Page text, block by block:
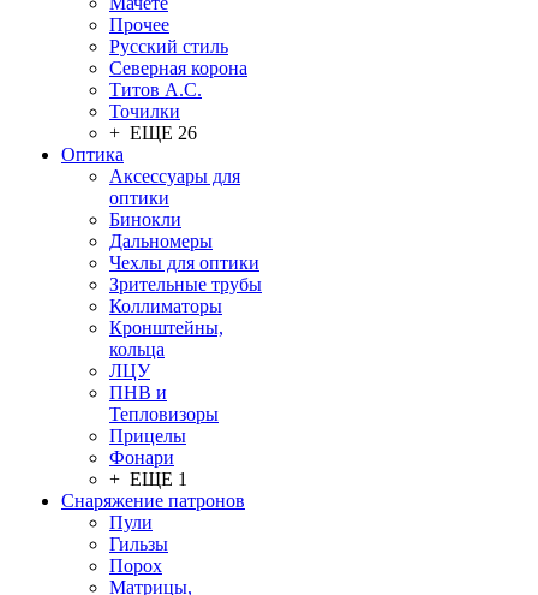
Прочее
Русский стиль
Северная корона
Титов А.С.
Точилки
+ ЕЩЕ 26
Оптика
Аксессуары для
оптики
Бинокли
Дальномеры
Чехлы для оптики
Зрительные трубы
Коллиматоры
Кронштейны,
кольца
ЛЦУ
ПНВ и
Тепловизоры
Прицелы
Фонари
+ ЕЩЕ 1
Снаряжение патронов
Пули
Гильзы
Порох
Матрицы,